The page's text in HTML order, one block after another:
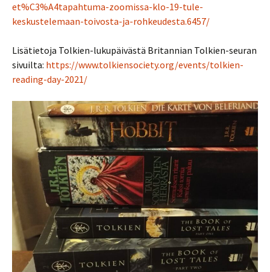
et%C3%A4tapahtuma-zoomissa-klo-19-tule-
keskustelemaan-toivosta-ja-rohkeudesta.6457/
Lisätietoja Tolkien-lukupäivästä Britannian Tolkien-seuran
sivuilta: https://www.tolkiensociety.org/events/tolkien-
reading-day-2021/